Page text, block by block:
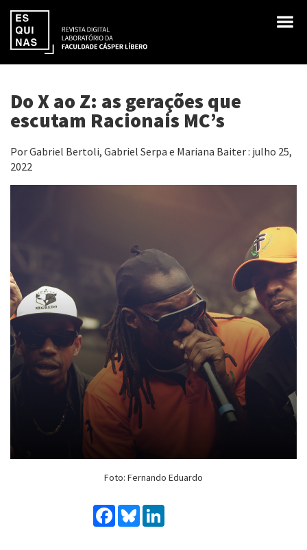
Do X ao Z: as gerações que
escutam Racionais MC’s
Por Gabriel Bertoli, Gabriel Serpa e Mariana Baiter : julho 25,
2022
Foto: Fernando Eduardo
Facebook
Bluesky